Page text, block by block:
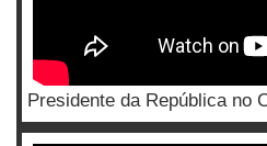
Presidente da República no